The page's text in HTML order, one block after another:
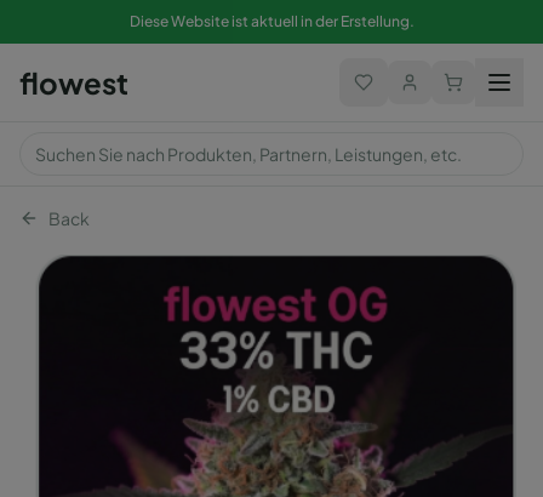
Diese Website ist aktuell in der Erstellung.
flowest
Back